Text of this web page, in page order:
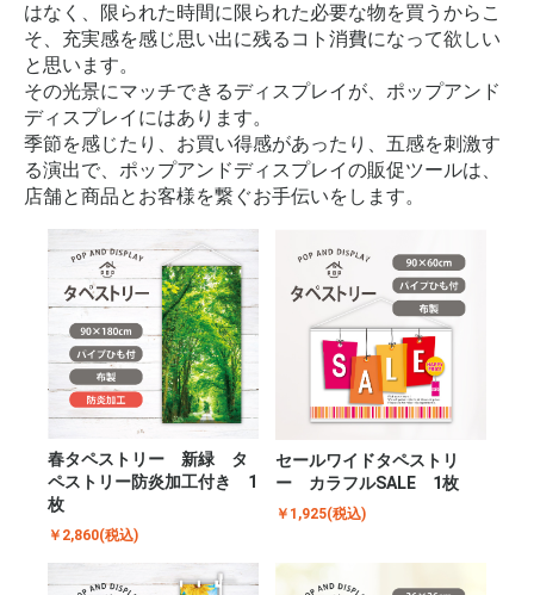
はなく、限られた時間に限られた必要な物を買うからこ
そ、充実感を感じ思い出に残るコト消費になって欲しい
と思います。
その光景にマッチできるディスプレイが、ポップアンド
ディスプレイにはあります。
季節を感じたり、お買い得感があったり、五感を刺激す
る演出で、ポップアンドディスプレイの販促ツールは、
店舗と商品とお客様を繋ぐお手伝いをします。
春タペストリー 新緑 タ
ペストリー防炎加工付き 1
枚
￥2,860(税込)
セールワイドタペストリ
ー カラフルSALE 1枚
￥1,925(税込)